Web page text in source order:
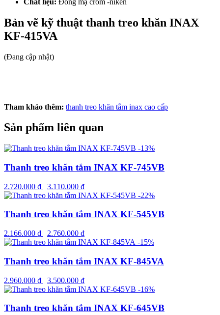
Bản vẽ kỹ thuật thanh treo khăn INAX
KF-415VA
(Đang cập nhật)
Tham khảo thêm: thanh treo khăn tắm inax cao cấp
Sản phẩm liên quan
-13%
Thanh treo khăn tắm INAX KF-745VB
2.720.000 ₫ 3.110.000 ₫
-22%
Thanh treo khăn tắm INAX KF-545VB
2.166.000 ₫ 2.760.000 ₫
-15%
Thanh treo khăn tắm INAX KF-845VA
2.960.000 ₫ 3.500.000 ₫
-16%
Thanh treo khăn tắm INAX KF-645VB